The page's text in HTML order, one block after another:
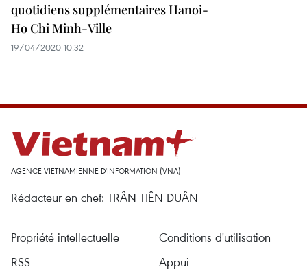
quotidiens supplémentaires Hanoi-
Ho Chi Minh-Ville
19/04/2020 10:32
AGENCE VIETNAMIENNE D'INFORMATION (VNA)
Rédacteur en chef: TRÂN TIÊN DUÂN
Propriété intellectuelle
Conditions d'utilisation
RSS
Appui